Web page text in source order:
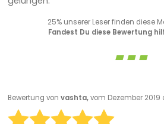
25% unserer Leser finden diese
Fandest Du diese Bewertung
Bewertung von vashta,vom Dezember 2019